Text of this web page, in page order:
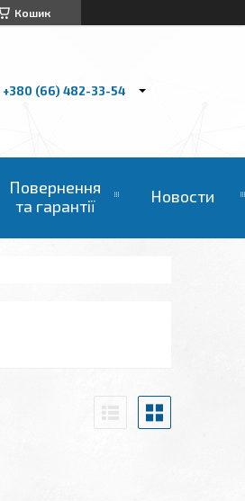
Кошик
+380 (66) 482-33-54
Повернення
та гарантії
Новости